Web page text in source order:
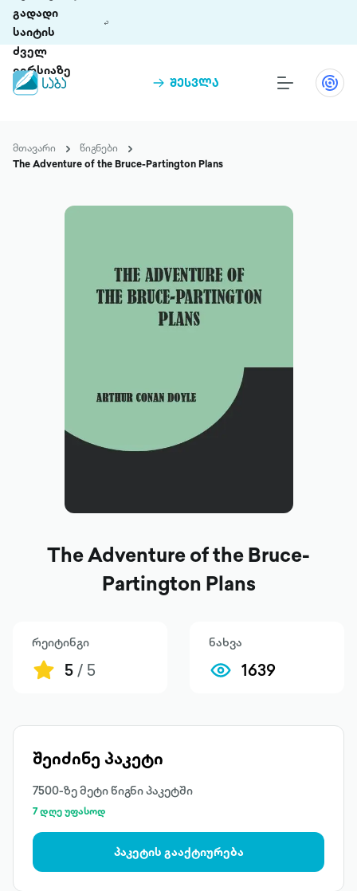
გადადი
საიტის
ძველ
ვერსიაზე
შესვლა
თინეთი 9 ციფრულ პლატფორმასა და 5
მობილურ აპლიკაციას აერთიანებს.
პრემია „საბა“
მთავარი
წიგნები
The Adventure of the Bruce-Partington Plans
The Adventure of the Bruce-
Partington Plans
რეიტინგი
5/ 5
ნახვა
1639
შეიძინე პაკეტი
7500-ზე მეტი წიგნი პაკეტში
7 დღე უფასოდ
პაკეტის გააქტიურება